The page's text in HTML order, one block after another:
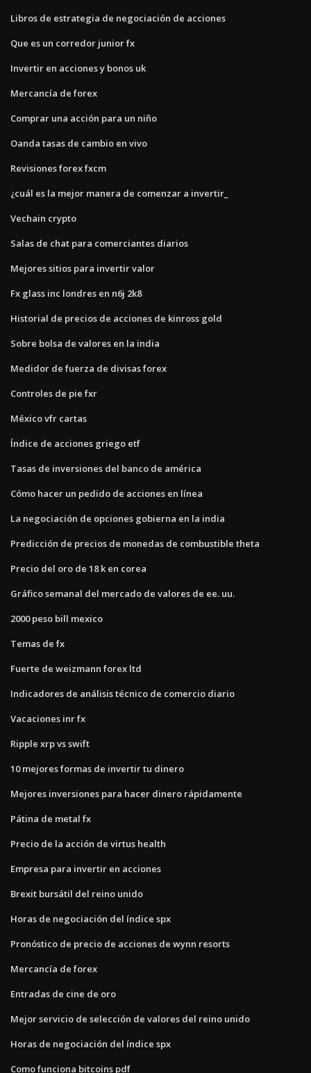
Libros de estrategia de negociación de acciones
Que es un corredor junior fx
Invertir en acciones y bonos uk
Mercancía de forex
Comprar una acción para un niño
Oanda tasas de cambio en vivo
Revisiones forex fxcm
¿cuál es la mejor manera de comenzar a invertir_
Vechain crypto
Salas de chat para comerciantes diarios
Mejores sitios para invertir valor
Fx glass inc londres en n6j 2k8
Historial de precios de acciones de kinross gold
Sobre bolsa de valores en la india
Medidor de fuerza de divisas forex
Controles de pie fxr
México vfr cartas
Índice de acciones griego etf
Tasas de inversiones del banco de américa
Cómo hacer un pedido de acciones en línea
La negociación de opciones gobierna en la india
Predicción de precios de monedas de combustible theta
Precio del oro de 18 k en corea
Gráfico semanal del mercado de valores de ee. uu.
2000 peso bill mexico
Temas de fx
Fuerte de weizmann forex ltd
Indicadores de análisis técnico de comercio diario
Vacaciones inr fx
Ripple xrp vs swift
10 mejores formas de invertir tu dinero
Mejores inversiones para hacer dinero rápidamente
Pátina de metal fx
Precio de la acción de virtus health
Empresa para invertir en acciones
Brexit bursátil del reino unido
Horas de negociación del índice spx
Pronóstico de precio de acciones de wynn resorts
Mercancía de forex
Entradas de cine de oro
Mejor servicio de selección de valores del reino unido
Horas de negociación del índice spx
Como funciona bitcoins pdf